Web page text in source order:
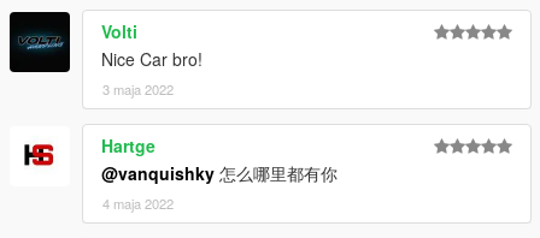
Volti
Nice Car bro!
3 maja 2022
Hartge
@vanquishky 怎么哪里都有你
4 maja 2022